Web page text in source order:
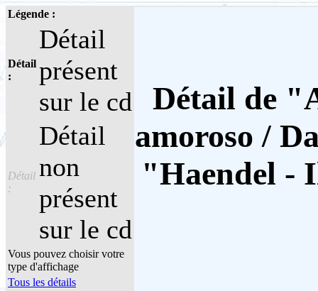
Légende :
Détail de
amoroso /
"Haendel -
Détail
:
Détail
présent
sur le cd
Détail
:
Détail
non
présent
sur le cd
Vous pouvez choisir votre
type d'affichage
Tous les détails